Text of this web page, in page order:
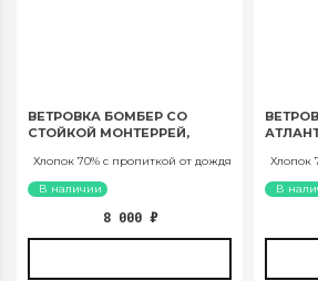
ВЕТРОВКА БОМБЕР СО
СТОЙКОЙ МОНТЕРРЕЙ,
Хлопок 70% с пропиткой от дождя
В наличии
8 000 ₽
Хлопок
В